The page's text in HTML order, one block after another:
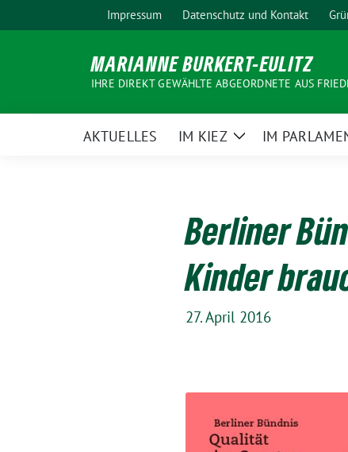
zum
Impressum Datenschutz und Kontakt
MARIANNE BURKERT-EULITZ
IHRE DIREKT GEWÄHLTE ABGEORDNETE AUS
AKTUELLES IM KIEZ
Zeige
IM
Berliner
Kinder
27. April 2016